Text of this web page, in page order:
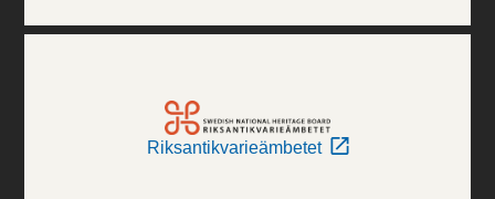
Riksantikvarieämbetet